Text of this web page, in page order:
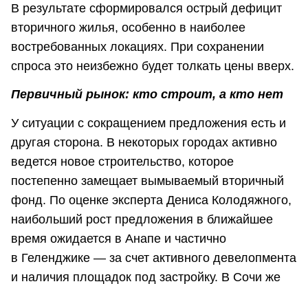
В результате сформировался острый дефицит
вторичного жилья, особенно в наиболее
востребованных локациях. При сохранении
спроса это неизбежно будет толкать цены вверх.
Первичный рынок: кто строит, а кто нет
У ситуации с сокращением предложения есть и
другая сторона. В некоторых городах активно
ведется новое строительство, которое
постепенно замещает вымываемый вторичный
фонд. По оценке эксперта Дениса Колодяжного,
наибольший рост предложения в ближайшее
время ожидается в Анапе и частично
в Геленджике — за счет активного девелопмента
и наличия площадок под застройку. В Сочи же